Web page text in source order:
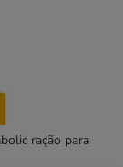
ração para